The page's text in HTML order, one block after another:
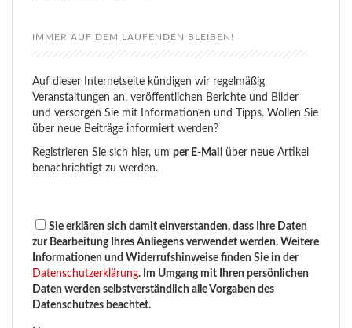
IMMER AUF DEM LAUFENDEN BLEIBEN!
Auf dieser Internetseite kündigen wir regelmäßig
Veranstaltungen an, veröffentlichen Berichte und Bilder
und versorgen Sie mit Informationen und Tipps. Wollen Sie
über neue Beiträge informiert werden?
Registrieren Sie sich hier, um per E-Mail
über neue Artikel
benachrichtigt zu werden.
Sie erklären sich damit einverstanden, dass Ihre Daten
zur Bearbeitung Ihres Anliegens verwendet werden. Weitere
Informationen und Widerrufshinweise finden Sie in der
Datenschutzerklärung. Im Umgang mit Ihren persönlichen
Daten werden selbstverständlich alle Vorgaben des
Datenschutzes beachtet.